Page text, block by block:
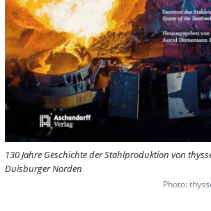
130 Jahre Geschichte der Stahlproduktion von
Duisburger Norden
Photo: